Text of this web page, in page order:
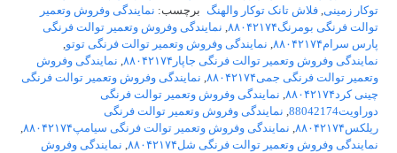
توکار زمینی, فلاش تانک توکار والهنگ برچسب: نمایندگی وفروش وتعمیر
توالت فرنگی بومرنگ۸۸۰۴۲۱۷۴
, نمایندگی وفروش وتعمیر توالت فرنگی
پارس سرام۸۸۰۴۲۱۷۴
, نمایندگی وفروش وتعمیر توالت فرنگی توتو,
نمایندگی وفروش وتعمیر توالت فرنگی جاپار۸۸۰۴۲۱۷۴
, نمایندگی وفروش
وتعمیر توالت فرنگی جمی۸۸۰۴۲۱۷۴
, نمایندگی وفروش وتعمیر توالت فرنگی
چینی کرد۸۸۰۴۲۱۷۴
, نمایندگی وفروش وتعمیر توالت فرنگی
دوراویت88042174
, نمایندگی وفروش وتعمیر توالت فرنگی
ریلکس۸۸۰۴۲۱۷۴
, نمایندگی وفروش وتعمیر توالت فرنگی سیامپ۸۸۰۴۲۱۷۴
,
نمایندگی وفروش وتعمیر توالت فرنگی شل۸۸۰۴۲۱۷۴
, نمایندگی وفروش